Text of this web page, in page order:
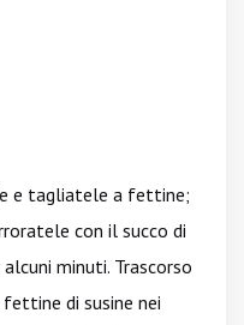
e tagliatele a fettine;
con il succo di
minuti. Trascorso
di susine nei